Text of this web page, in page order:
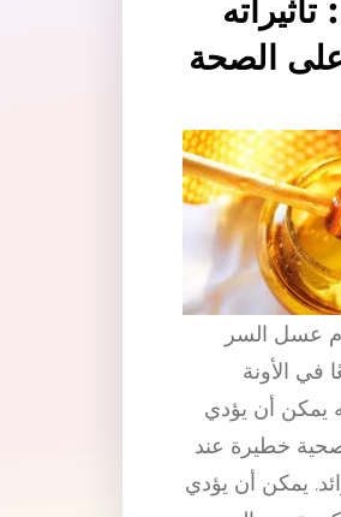
تأثيراته
على الصحة
عسل السر
في الأونة
يمكن أن يؤدي
خطيرة عند
يمكن أن يؤدي